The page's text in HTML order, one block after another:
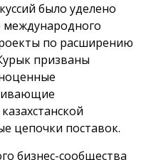
было уделено
международного
по расширению
призваны
цепочки поставок.
бизнес-сообщества